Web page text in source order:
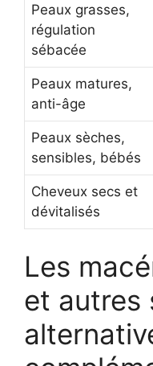
Peaux grasses,
régulation
sébacée
Peaux matures,
anti-âge
Peaux sèches,
sensibles, bébés
Cheveux secs et
dévitalisés
Les
et autres